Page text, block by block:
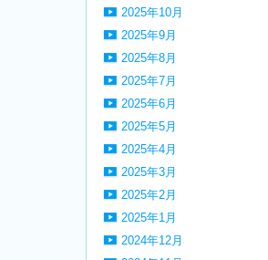
2025年10月
2025年9月
2025年8月
2025年7月
2025年6月
2025年5月
2025年4月
2025年3月
2025年2月
2025年1月
2024年12月